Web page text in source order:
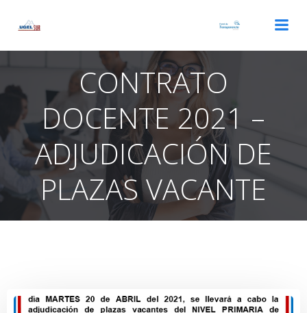
CONTRATO
DOCENTE 2021 –
ADJUDICACIÓN DE
PLAZAS VACANTE